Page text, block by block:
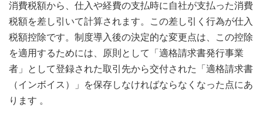
消費税額から、仕入や経費の支払時に自社が支払った消費
税額を差し引いて計算されます。この差し引く行為が仕入
税額控除です。制度導入後の決定的な変更点は、この控除
を適用するためには、原則として「適格請求書発行事業
者」として登録された取引先から交付された「適格請求書
（インボイス）」を保存しなければならなくなった点にあ
ります 。